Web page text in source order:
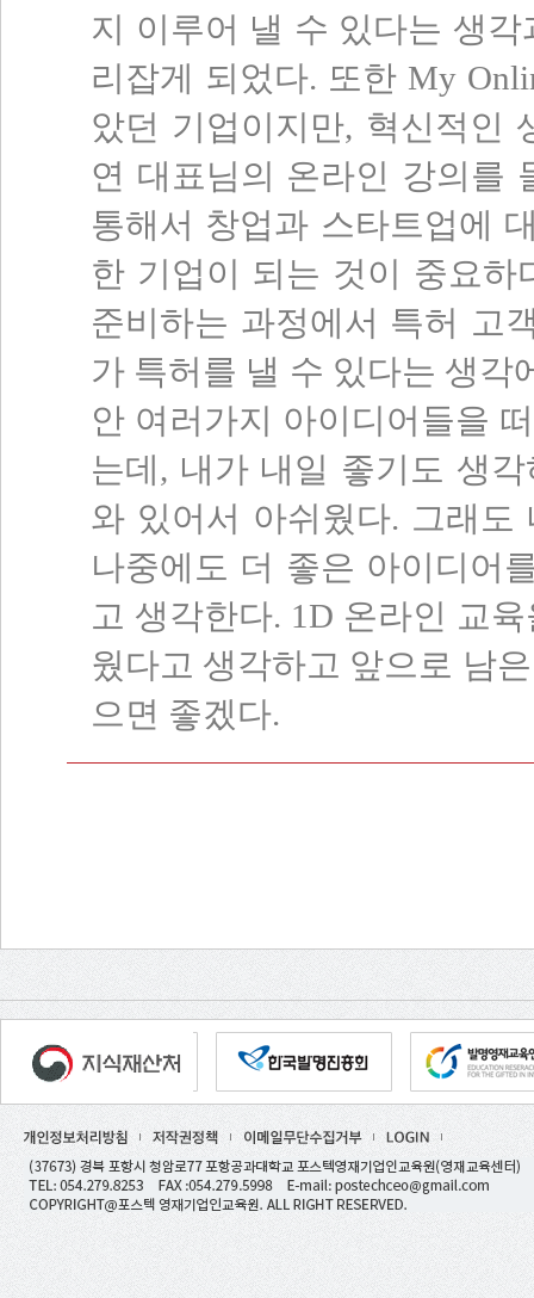
지 이루어 낼 수 있다는 생
리잡게 되었다. 또한 My
았던 기업이지만, 혁신적인
연 대표님의 온라인 강의를
통해서 창업과 스타트업에
한 기업이 되는 것이 중요
준비하는 과정에서 특허 고
가 특허를 낼 수 있다는 생각
안 여러가지 아이디어들을
는데, 내가 내일 좋기도 생
와 있어서 아쉬웠다. 그래도
나중에도 더 좋은 아이디어
고 생각한다. 1D 온라인 교
웠다고 생각하고 앞으로 남
으면 좋겠다.